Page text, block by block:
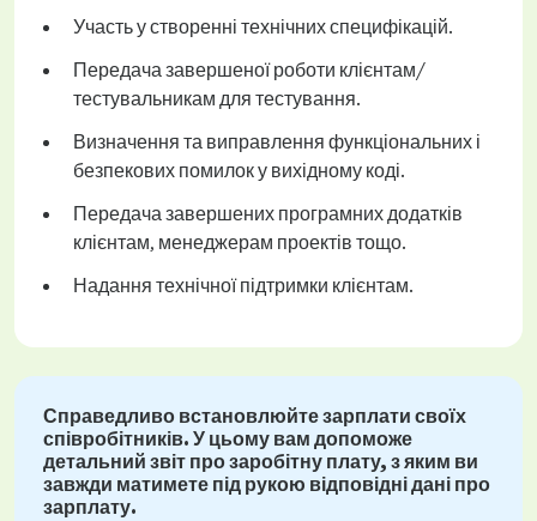
Участь у створенні технічних специфікацій.
Передача завершеної роботи клієнтам/
тестувальникам для тестування.
Визначення та виправлення функціональних і
безпекових помилок у вихідному коді.
Передача завершених програмних додатків
клієнтам, менеджерам проектів тощо.
Надання технічної підтримки клієнтам.
Справедливо встановлюйте зарплати своїх
співробітників. У цьому вам допоможе
детальний звіт про заробітну плату, з яким ви
завжди матимете під рукою відповідні дані про
зарплату.